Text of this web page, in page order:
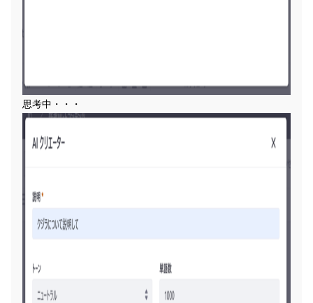
思考中・・・